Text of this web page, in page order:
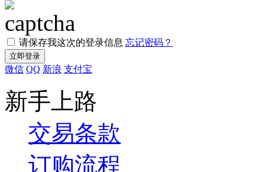
请保存我这次的登录信息 忘记密码？
微信 QQ 新浪 支付宝
新手上路
交易条款
订购流程